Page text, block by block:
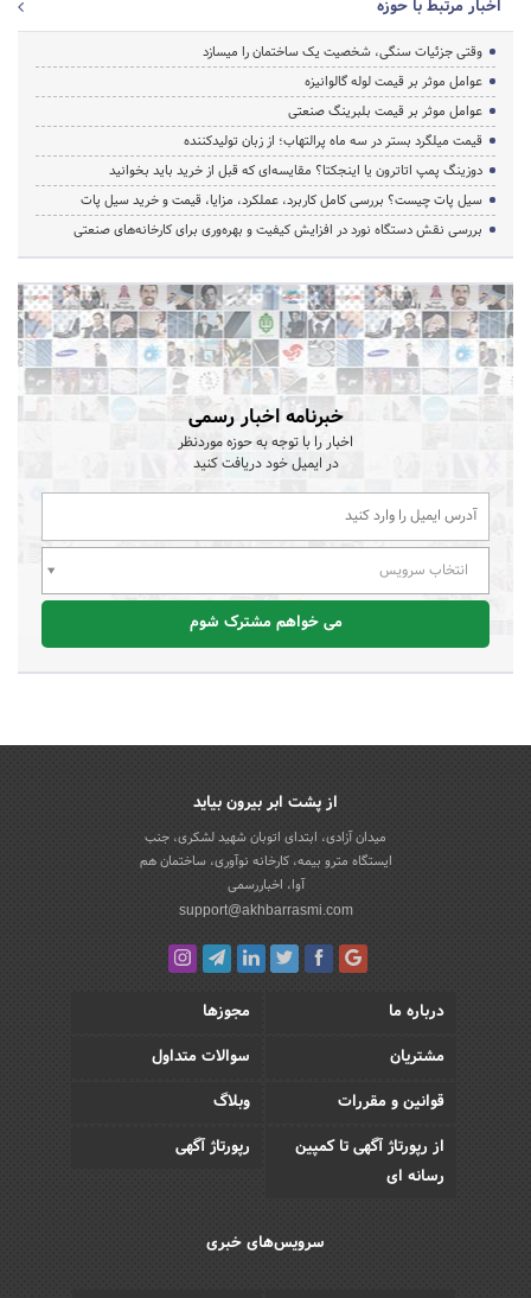
اخبار مرتبط با حوزه
وقتی جزئیات سنگی، شخصیت یک ساختمان را میسازد
عوامل موثر بر قیمت لوله گالوانیزه
عوامل موثر بر قیمت بلبرینگ صنعتی
قیمت میلگرد بستر در سه ماه پرالتهاب؛ از زبان تولیدکننده
دوزینگ پمپ اتاترون یا اینجکتا؟ مقایسه‌ای که قبل از خرید باید بخوانید
سیل پات چیست؟ بررسی کامل کاربرد، عملکرد، مزایا، قیمت و خرید سیل پات
بررسی نقش دستگاه نورد در افزایش کیفیت و بهره‌وری برای کارخانه‌های صنعتی
خبرنامه اخبار رسمی
اخبار را با توجه به حوزه موردنظر
در ایمیل خود دریافت کنید
انتخاب سرویس
می خواهم مشترک شوم
از پشت ابر بیرون بیاید
میدان آزادی، ابتدای اتوبان شهید لشکری، جنب
ایستگاه مترو بیمه، کارخانه نوآوری، ساختمان هم
آوا، اخباررسمی
support@akhbarrasmi.com
درباره ما
مجوزها
مشتریان
سوالات متداول
قوانین و مقررات
وبلاگ
از رپورتاژ آگهی تا کمپین
رسانه ای
رپورتاژ آگهی
سرویس‌های خبری